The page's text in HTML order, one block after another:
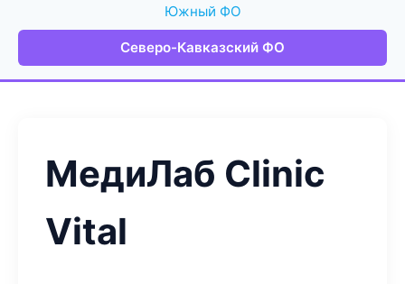
Южный ФО
Северо-Кавказский ФО
МедиЛаб Clinic
Vital